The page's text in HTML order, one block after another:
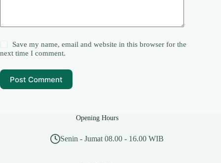
Save my name, email and website in this browser for the
next time I comment.
Post Comment
Opening Hours
Senin - Jumat 08.00 - 16.00 WIB